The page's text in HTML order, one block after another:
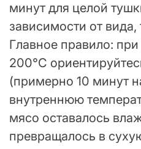
минут для целой
зависимости от
Главное правило:
200°C
(примерно 10 минут
внутреннюю
мясо оставалось
превращалось в